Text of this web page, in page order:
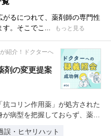
るにつれて、薬剤師の専門性
。そこでこ...
もっと見る
紹介！ドクターへ
剤の変更提案
コリン作用薬」が処方された
病型を把握しておらず、薬剤
誤・ヒヤリハット